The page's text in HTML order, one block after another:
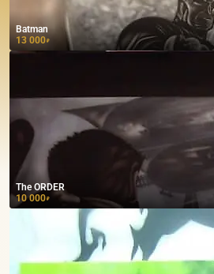
Batman
13 000₽
The ORDER
10 000₽